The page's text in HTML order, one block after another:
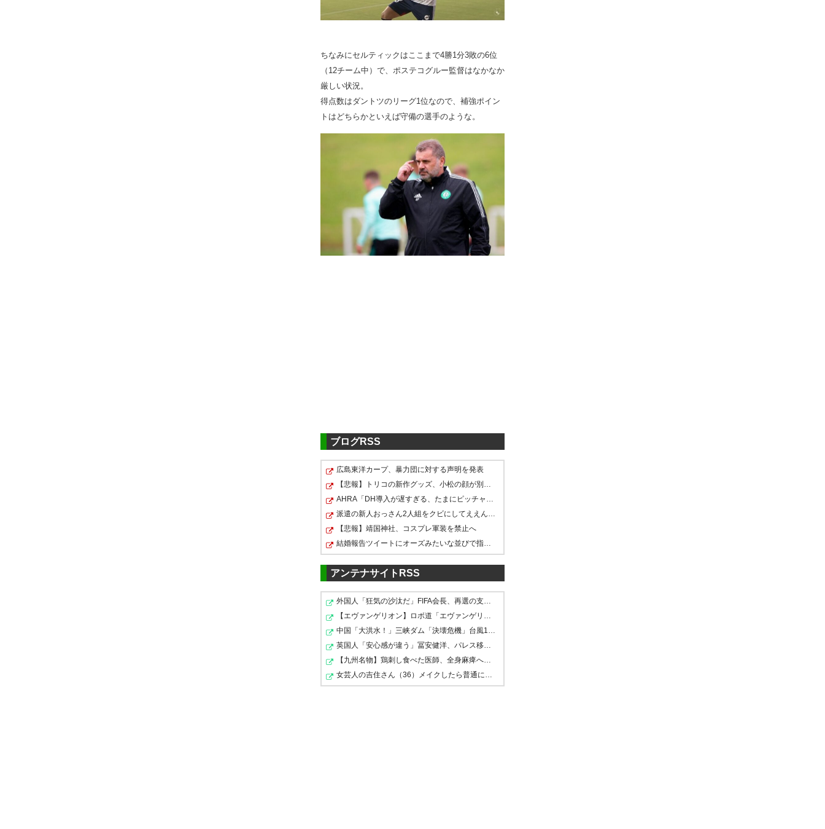
ちなみにセルティックはここまで4勝1分3敗の6位
（12チーム中）で、ポステコグルー監督はなかなか
厳しい状況。
得点数はダントツのリーグ1位なので、補強ポイン
トはどちらかといえば守備の選手のような。
ブログRSS
広島東洋カープ、暴力団に対する声明を発表
【悲報】トリコの新作グッズ、小松の顔が別人になってし…
AHRA「DH導入が遅すぎる、たまにピッチャーが打ったから…
派遣の新人おっさん2人組をクビにしてええんか？
【悲報】靖国神社、コスプレ軍装を禁止へ
結婚報告ツイートにオーズみたいな並びで指輪3つ写ってる…
アンテナサイトRSS
外国人「狂気の沙汰だ」FIFA会長、再選の支持見返りにモ…
【エヴァンゲリオン】ロボ道「エヴァンゲリオン弐号機（T…
中国「大洪水！」三峡ダム「決壊危機」台風13号「三峡直…
英国人「安心感が違う」冨安健洋、パレス移籍当日にデビ…
【九州名物】鶏刺し食べた医師、全身麻痺へ…「死んだほう…
女芸人の吉住さん（36）メイクしたら普通に美人の部類だ…